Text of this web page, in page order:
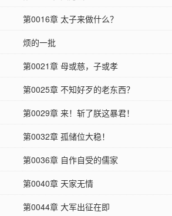
第0016章 太子来做什么？
烦的一批
第0021章 母或慈，子或孝
第0025章 不知好歹的老东西？
第0029章 来！斩了朕这暴君！
第0032章 孤储位大稳！
第0036章 自作自受的儒家
第0040章 天家无情
第0044章 大军出征在即